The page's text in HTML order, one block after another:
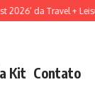
da Travel + Leisure.
Kit Contato